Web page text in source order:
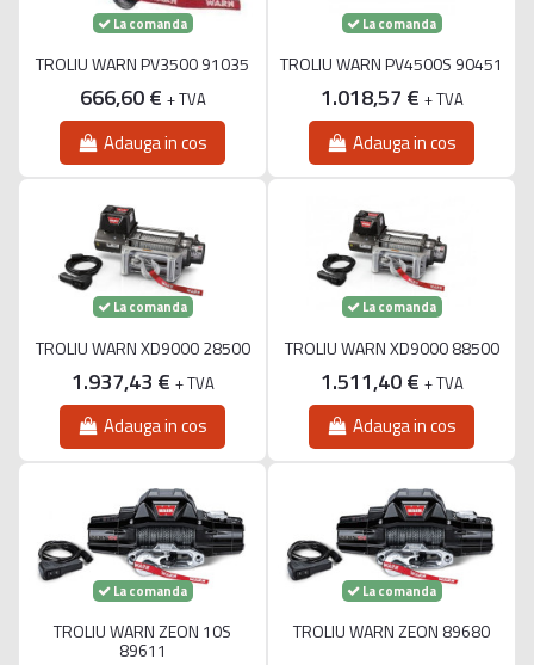
La comanda
TROLIU WARN PV3500 91035
666,60 € + TVA
Adauga in cos
La comanda
TROLIU WARN PV4500S 90451
1.018,57 € + TVA
Adauga in cos
La comanda
TROLIU WARN XD9000 28500
1.937,43 € + TVA
Adauga in cos
La comanda
TROLIU WARN XD9000 88500
1.511,40 € + TVA
Adauga in cos
La comanda
TROLIU WARN ZEON 10S
89611
La comanda
TROLIU WARN ZEON 89680